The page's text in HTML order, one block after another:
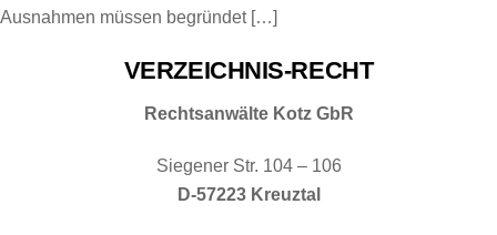
Ausnahmen müssen begründet […]
VERZEICHNIS-RECHT
Rechtsanwälte Kotz GbR
Siegener Str. 104 – 106
D-57223 Kreuztal